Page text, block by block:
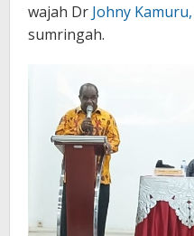
wajah Dr Johny Kamuru,
sumringah.